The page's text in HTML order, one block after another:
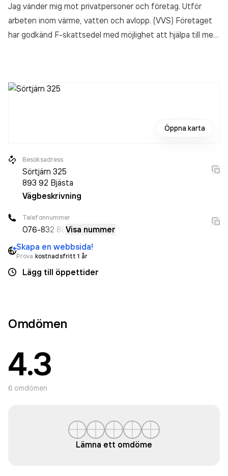
Jag vänder mig mot privatpersoner och företag. Utför
arbeten inom värme, vatten och avlopp. (VVS) Företaget
har godkänd F-skattsedel med möjlighet att hjälpa till med
Öppna karta
Besöksadress
Sörtjärn 325
893 92 Bjästa
Vägbeskrivning
Telefonnummer
076-832 88 Visa nummer
Skapa en webbsida!
Prova kostnadsfritt 1 år
Lägg till öppettider
Omdömen
4.3
6 omdömen
Lämna ett omdöme